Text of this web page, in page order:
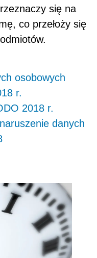
się na
co przełoży się
osobowych
r.
2018 r.
danych